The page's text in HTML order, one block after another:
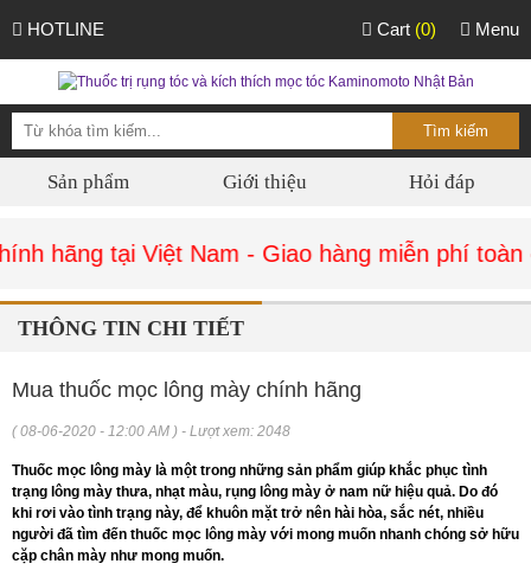
HOTLINE Menu
Cart (0)
Sản phẩm Giới thiệu Hỏi đáp
hãng tại Việt Nam - Giao hàng miễn phí toàn
THÔNG TIN CHI TIẾT
Mua thuốc mọc lông mày chính hãng
( 08-06-2020 - 12:00 AM ) - Lượt xem: 2048
Thuốc mọc lông mày là một trong những sản phẩm giúp khắc phục tình
trạng lông mày thưa, nhạt màu, rụng lông mày ở nam nữ hiệu quả. Do đó
khi rơi vào tình trạng này, để khuôn mặt trở nên hài hòa, sắc nét, nhiều
người đã tìm đến thuốc mọc lông mày với mong muốn nhanh chóng sở hữu
cặp chân mày như mong muốn.